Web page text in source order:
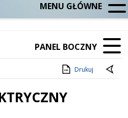
MENU GŁÓWNE
PANEL BOCZNY
Drukuj